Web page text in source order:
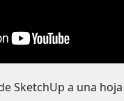
SketchUp a una